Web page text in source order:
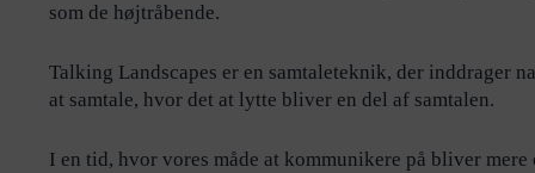
som de højtråbende.
Talking Landscapes er en samtaleteknik, der inddrager
at samtale, hvor det at lytte bliver en del af samtalen.
I en tid, hvor vores måde at kommunikere på bliver